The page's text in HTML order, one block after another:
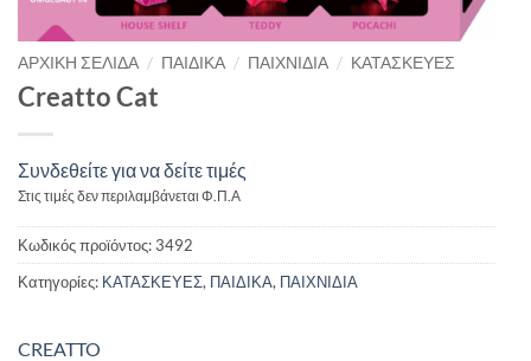
ΑΡΧΙΚΉ ΣΕΛΊΔΑ / ΠΑΙΔΙΚΑ / ΠΑΙΧΝΙΔΙΑ / ΚΑΤΑΣΚΕΥΕΣ
Creatto Cat
Συνδεθείτε για να δείτε τιμές
Στις τιμές δεν περιλαμβάνεται Φ.Π.Α
Κωδικός προϊόντος:3492
Κατηγορίες: ΚΑΤΑΣΚΕΥΕΣ, ΠΑΙΔΙΚΑ, ΠΑΙΧΝΙΔΙΑ
CREATTO